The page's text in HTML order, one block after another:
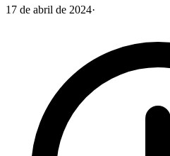
17 de abril de 2024·